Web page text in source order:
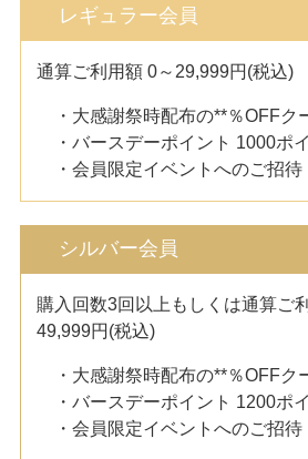
レギュラー会員
通算ご利用額 0～29,999円(税込)
・大感謝祭時配布の**％OFFク
・バースデーポイント 1000ポ
・会員限定イベントへのご招待
シルバー会員
購入回数3回以上もしくは通算ご
49,999円(税込)
・大感謝祭時配布の**％OFFク
・バースデーポイント 1200ポ
・会員限定イベントへのご招待